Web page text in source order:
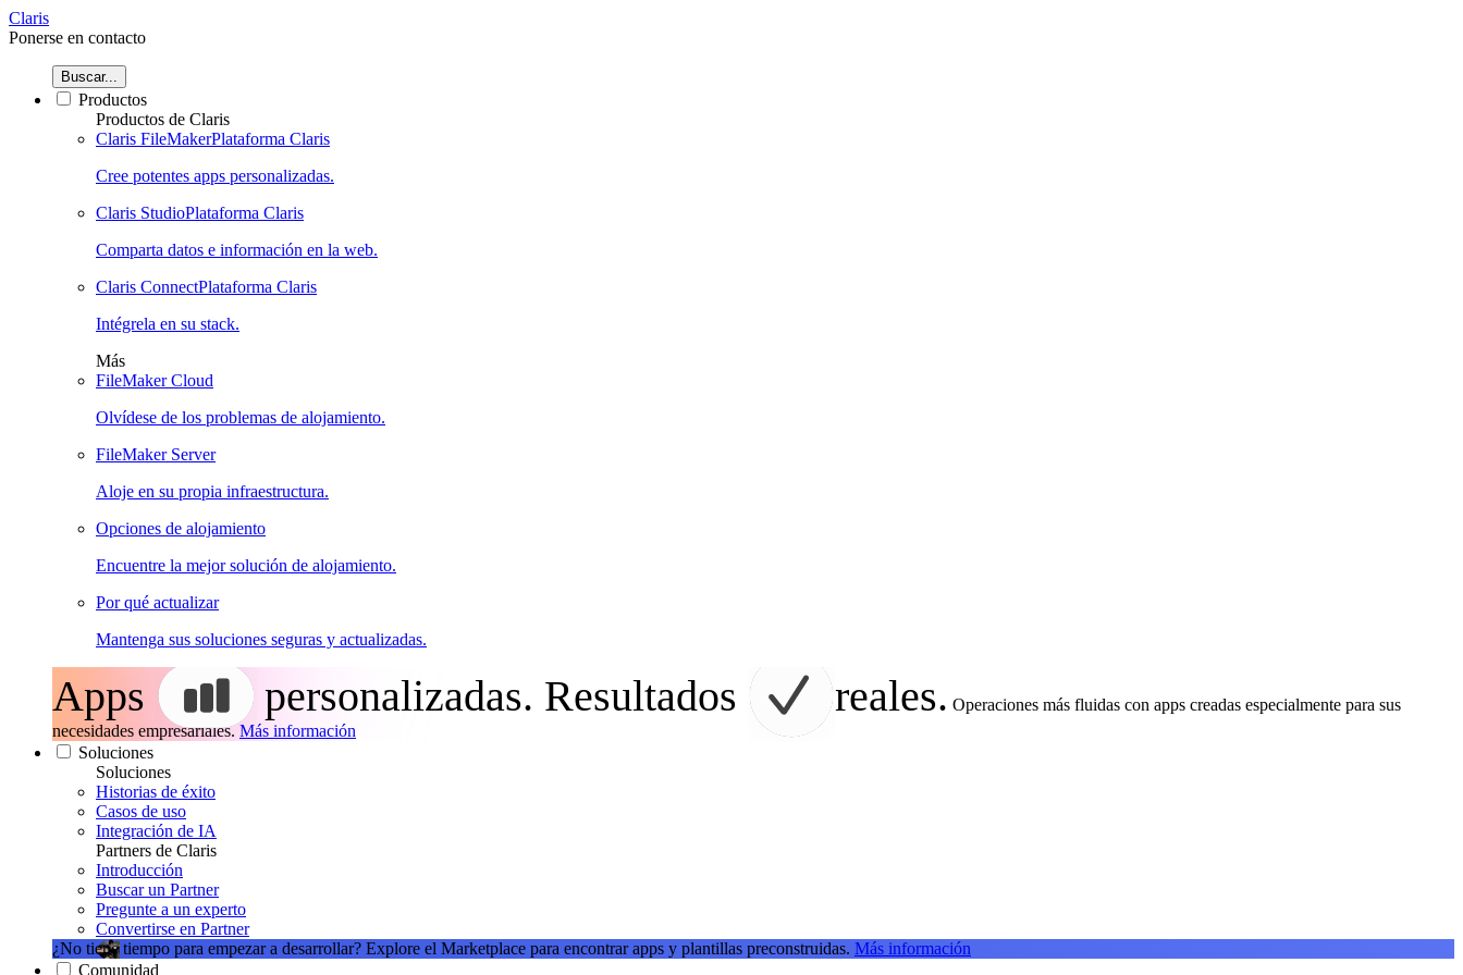
Claris
Ponerse en contacto
Buscar...
Productos
Productos de Claris
Claris FileMakerPlataforma Claris
Cree potentes apps personalizadas.
Claris StudioPlataforma Claris
Comparta datos e información en la web.
Claris ConnectPlataforma Claris
Intégrela en su stack.
Más
FileMaker Cloud
Olvídese de los problemas de alojamiento.
FileMaker Server
Aloje en su propia infraestructura.
Opciones de alojamiento
Encuentre la mejor solución de alojamiento.
Por qué actualizar
Mantenga sus soluciones seguras y actualizadas.
Apps personalizadas. Resultados reales. Operaciones más fluidas con apps creadas especialmente para sus
necesidades empresariales. Más información
Soluciones
Soluciones
Historias de éxito
Casos de uso
Integración de IA
Partners de Claris
Introducción
Buscar un Partner
Pregunte a un experto
Convertirse en Partner
¿No tiene tiempo para empezar a desarrollar? Explore el Marketplace para encontrar apps y plantillas preconstruidas. Más información
Comunidad